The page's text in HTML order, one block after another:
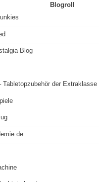
Blogroll
Blog
Tabletopzubehör der Extraklasse